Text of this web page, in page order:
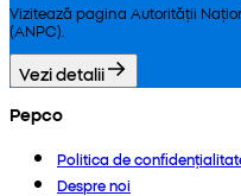
Vizitează pagina Autorității
(ANPC).
Vezi detalii
Pepco
Politica de
Despre noi